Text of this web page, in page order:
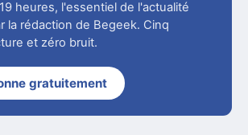
heures, l'essentiel de l'actualité
la rédaction de Begeek. Cinq
et zéro bruit.
gratuitement